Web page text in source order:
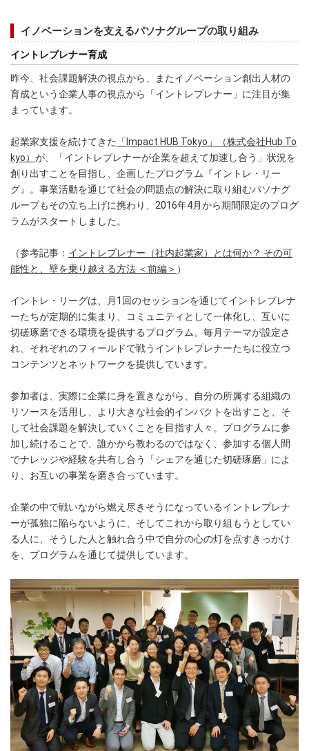
イノベーションを支えるパソナグループの取り組み
イントレプレナー育成
昨今、社会課題解決の視点から、またイノベーション創出人材の
育成という企業人事の視点から「イントレプレナー」に注目が集
まっています。
起業家支援を続けてきた
「Impact HUB Tokyo」（株式会社Hub To
kyo） が、「イントレプレナーが企業を超えて加速し合う」状況を
創り出すことを目指し、企画したプログラム『イントレ・リー
グ』。事業活動を通じて社会の問題点の解決に取り組むパソナグ
ループもその立ち上げに携わり、2016年4月から期間限定のプログ
ラムがスタートしました。
（参考記事： イントレプレナー（社内起業家）とは何か？ その可
能性と、壁を乗り越える方法 ＜前編＞ ）
イントレ・リーグは、月1回のセッションを通じてイントレプレナ
ーたちが定期的に集まり、コミュニティとして一体化し、互いに
切磋琢磨できる環境を提供するプログラム。毎月テーマが設定さ
れ、それぞれのフィールドで戦うイントレプレナーたちに役立つ
コンテンツとネットワークを提供しています。
参加者は、実際に企業に身を置きながら、自分の所属する組織の
リソースを活用し、より大きな社会的インパクトを出すこと、そ
して社会課題を解決していくことを目指す人々。プログラムに参
加し続けることで、誰かから教わるのではなく、参加する個人間
でナレッジや経験を共有し合う「シェアを通じた切磋琢磨」によ
り、お互いの事業を磨き合っています。
企業の中で戦いながら燃え尽きそうになっているイントレプレナ
ーが孤独に陥らないように、そしてこれから取り組もうとしてい
る人に、そうした人と触れ合う中で自分の心の灯を点すきっかけ
を、プログラムを通じて提供しています。